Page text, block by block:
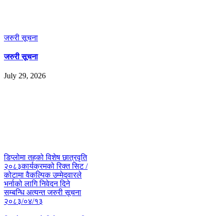
जरुरी सूचना
जरुरी सूचना
July 29, 2026
डिप्लोमा तहको विशेष छात्रवृति
२०८३कार्यक्रमको रिक्त सिट /
कोटामा वैकल्पिक उम्मेदवारले
भर्नाको लागि निवेदन दिने
सम्बन्धि अत्यन्त जरुरी सूचना
२०८३/०४/१३